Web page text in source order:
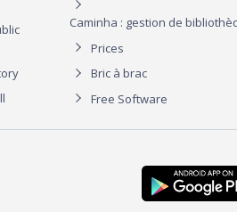
Caminha : gestion de
Prices
Bric à brac
Free Software